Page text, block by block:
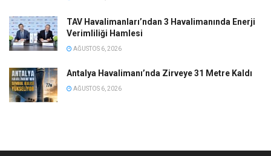
TAV Havalimanları’ndan 3 Havalimanında Enerji
Verimliliği Hamlesi
AĞUSTOS 6, 2026
Antalya Havalimanı’nda Zirveye 31 Metre Kaldı
AĞUSTOS 6, 2026